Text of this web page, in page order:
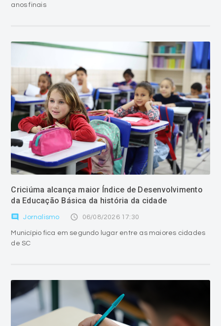
anos finais
Criciúma alcança maior Índice de Desenvolvimento
da Educação Básica da história da cidade
comment Jornalismo access_time 06/08/2026 17:30
Município fica em segundo lugar entre as maiores cidades
de SC